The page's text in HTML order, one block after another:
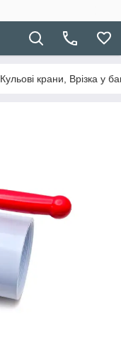
Кульові крани, Врізка у